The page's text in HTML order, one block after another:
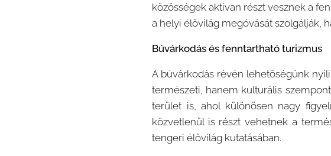
közösségek aktívan részt vesznek a
a helyi élővilág megóvását szolgálják,
Búvárkodás és fenntartható turizmus
A búvárkodás révén lehetőségünk
természeti, hanem kulturális
terület is, ahol különösen nagy
közvetlenül is részt vehetnek a
tengeri élővilág kutatásában.